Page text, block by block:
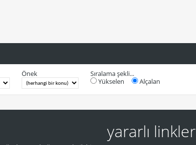
Önek
Sıralama şekli...
Yükselen
Alçalan
yararlı linkler